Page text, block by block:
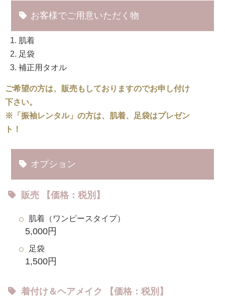
お客様でご用意いただく物
肌着
足袋
補正用タオル
ご希望の方は、販売もしておりますのでお申し付け
下さい。
※「振袖レンタル」の方は、肌着、足袋はプレゼン
ト！
オプション
販売 【価格：税別】
肌着（ワンピースタイプ）
5,000円
足袋
1,500円
着付け＆ヘアメイク 【価格：税別】